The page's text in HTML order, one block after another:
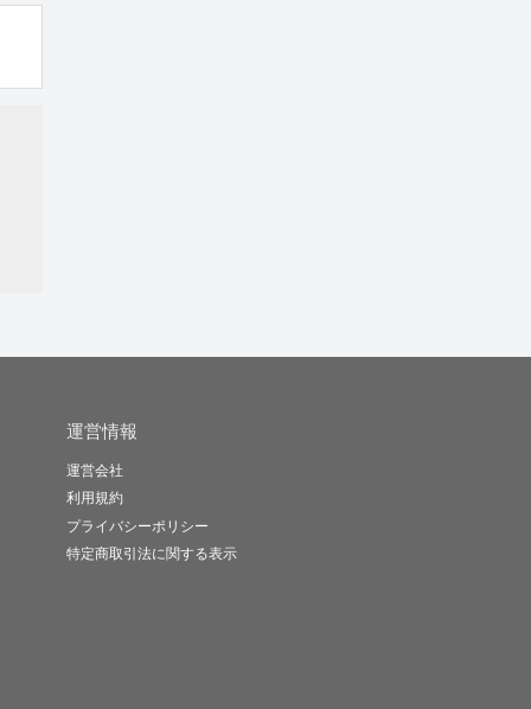
運営情報
運営会社
利用規約
プライバシーポリシー
特定商取引法に関する表示